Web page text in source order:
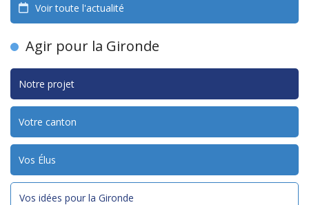
Voir toute l'actualité
Agir pour la Gironde
Notre projet
Votre canton
Vos Élus
Vos idées pour la Gironde